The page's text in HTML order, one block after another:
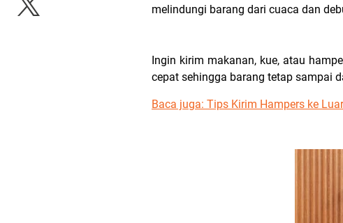
melindungi barang dari cuaca dan
Ingin kirim makanan, kue, atau
cepat sehingga barang tetap sampai
Baca juga: Tips Kirim Hampers ke